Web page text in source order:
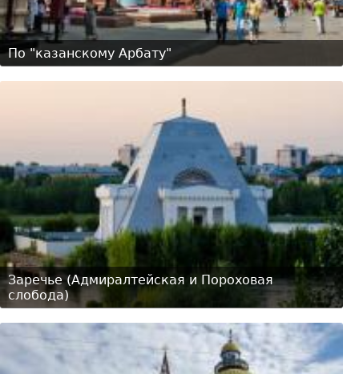
По "казанскому Арбату"
Заречье (Адмиралтейская и Пороховая
слобода)